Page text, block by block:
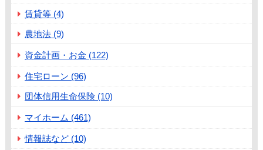
賃貸等 (4)
農地法 (9)
資金計画・お金 (122)
住宅ローン (96)
団体信用生命保険 (10)
マイホーム (461)
情報誌など (10)